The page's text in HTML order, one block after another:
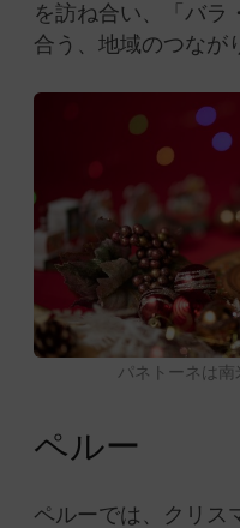
を訪ね合い、「バラ
合う、地域のつなが
パネトーネは
ペルー
ペルーでは、クリス